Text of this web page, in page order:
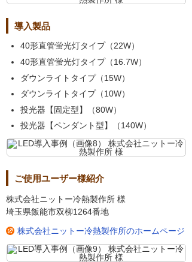
導入製品
40形直管蛍光灯タイプ（22W）
40形直管蛍光灯タイプ（16.7W）
ダウンライトタイプ（15W）
ダウンライトタイプ（10W）
投光器【固定型】（80W）
投光器【ペンダント型】（140W）
ご使用ユーザー様紹介
株式会社ニットー冷熱製作所 様
埼玉県飯能市双柳1264番地
株式会社ニットー冷熱製作所のホームページ